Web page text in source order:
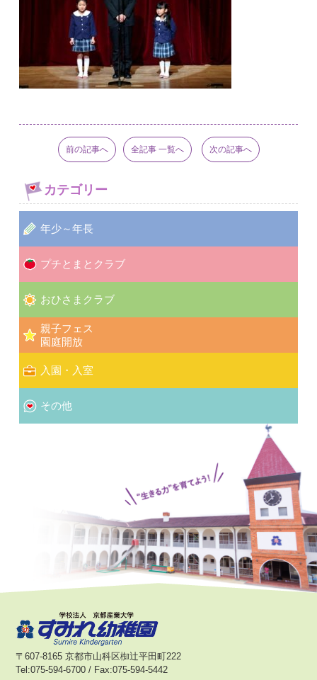
前の記事へ 全記事 一覧へ 次の記事へ
カテゴリー
年少～年長
プチとまとクラブ
おひさまクラブ
親子フェス
園庭開放
入園・入室
その他
〒607-8165 京都市山科区椥辻平田町222
Tel:075-594-6700 / Fax:075-594-5442